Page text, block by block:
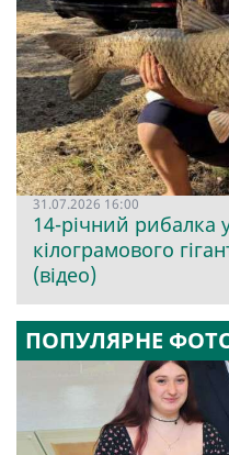
31.07.2026 16:00
14-річний рибалка
кілограмового
(відео)
ПОПУЛЯРНЕ